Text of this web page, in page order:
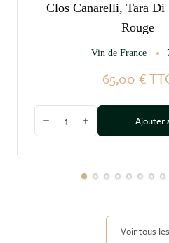
Clos Canarelli, Tara Di
Rouge
Vin de France
65,00 €
Diminuer la quantité
Augmenter laAjouter
Voir tous